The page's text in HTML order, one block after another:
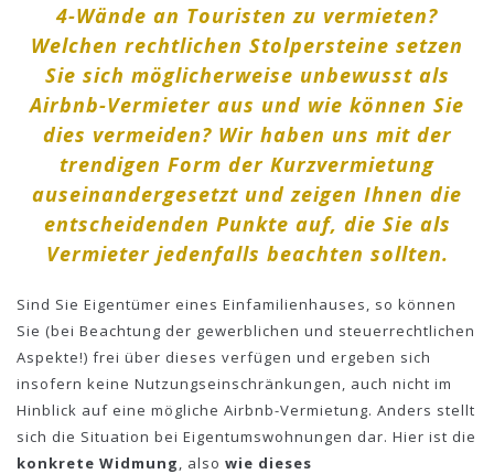
4-Wände an Touristen zu vermieten?
Welchen rechtlichen Stolpersteine setzen
Sie sich möglicherweise unbewusst als
Airbnb-Vermieter aus und wie können Sie
dies vermeiden? Wir haben uns mit der
trendigen Form der Kurzvermietung
auseinandergesetzt und zeigen Ihnen die
entscheidenden Punkte auf, die Sie als
Vermieter jedenfalls beachten sollten.
Sind Sie Eigentümer eines Einfamilienhauses, so können
Sie (bei Beachtung der gewerblichen und steuerrechtlichen
Aspekte!) frei über dieses verfügen und ergeben sich
insofern keine Nutzungseinschränkungen, auch nicht im
Hinblick auf eine mögliche Airbnb-Vermietung. Anders stellt
sich die Situation bei Eigentumswohnungen dar. Hier ist die
konkrete Widmung
, also wie dieses